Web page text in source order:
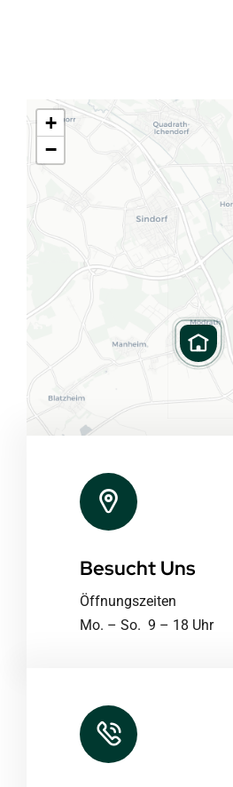
+
−
|Map tiles byCARTO, under
OpenStreetMap, under ODbL.
Besucht Uns
Öffnungszeiten
Mo. – So. 9 – 18 Uhr